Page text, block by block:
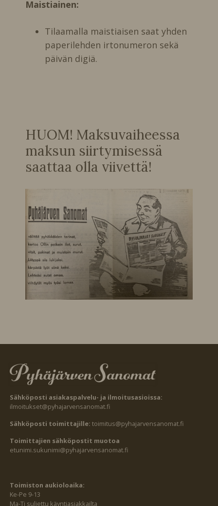
Maistiainen:
Tilaamalla maistiaisen saat yhden
paperilehden irtonumeron sekä
päivän digiä.
HUOM! Maksuvaiheessa
maksun siirtymisessä
saattaa olla viivettä!
Sähköposti asiakaspalvelu- ja ilmoitusasioissa:
ilmoitukset@pyhajarvensanomat.fi
Sähköposti toimittajille: toimitus@pyhajarvensanomat.fi
Toimittajien sähköpostit muotoa
etunimi.sukunimi@pyhajarvensanomat.fi
Toimiston aukioloaika:
Ke-Pe 9-13
Ma-Ti suljettu käyntiasiakkailta